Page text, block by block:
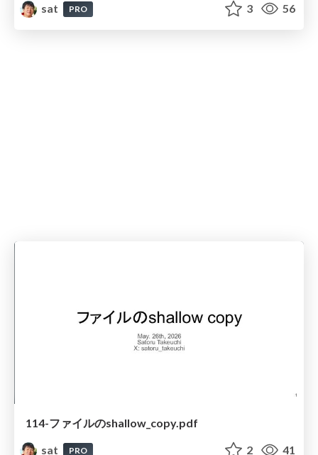
sat
PRO 3 56
114-ファイルのshallow_copy.pdf
sat
PRO 2 41